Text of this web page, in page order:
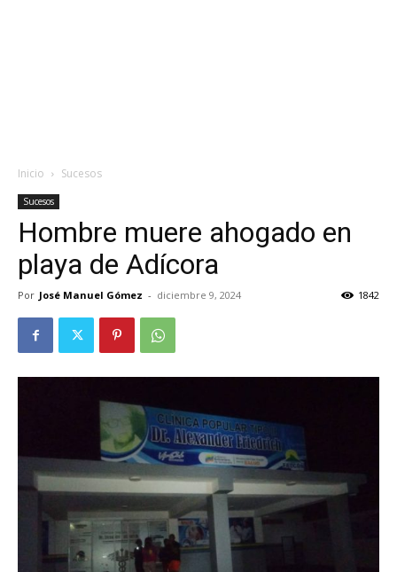
Inicio Sucesos
Sucesos
Hombre muere ahogado en
playa de Adícora
Por José Manuel Gómez - diciembre 9, 2024 1842